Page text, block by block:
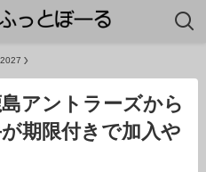
島アントラーズから
期限付きで加入や